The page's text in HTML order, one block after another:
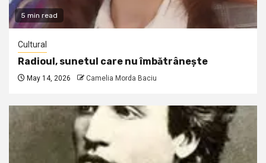
5 min read
Cultural
Radioul, sunetul care nu îmbătrânește
May 14, 2026 Camelia Morda Baciu